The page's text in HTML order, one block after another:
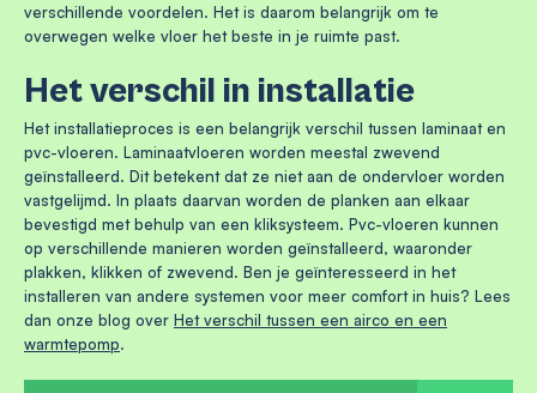
verschillende voordelen. Het is daarom belangrijk om te
overwegen welke vloer het beste in je ruimte past.
Het verschil in installatie
Het installatieproces is een belangrijk verschil tussen laminaat en
pvc-vloeren. Laminaatvloeren worden meestal zwevend
geïnstalleerd. Dit betekent dat ze niet aan de ondervloer worden
vastgelijmd. In plaats daarvan worden de planken aan elkaar
bevestigd met behulp van een kliksysteem. Pvc-vloeren kunnen
op verschillende manieren worden geïnstalleerd, waaronder
plakken, klikken of zwevend. Ben je geïnteresseerd in het
installeren van andere systemen voor meer comfort in huis? Lees
dan onze blog over Het verschil tussen een airco en een
warmtepomp.